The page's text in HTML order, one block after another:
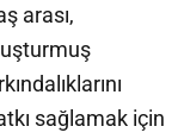
arası,
sağlamak için